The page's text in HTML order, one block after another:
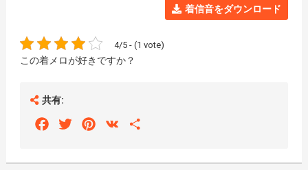
着信音をダウンロード
4/5 - (1 vote)
この着メロが好きですか？
共有:
FacebookTwitterPinterest
VK